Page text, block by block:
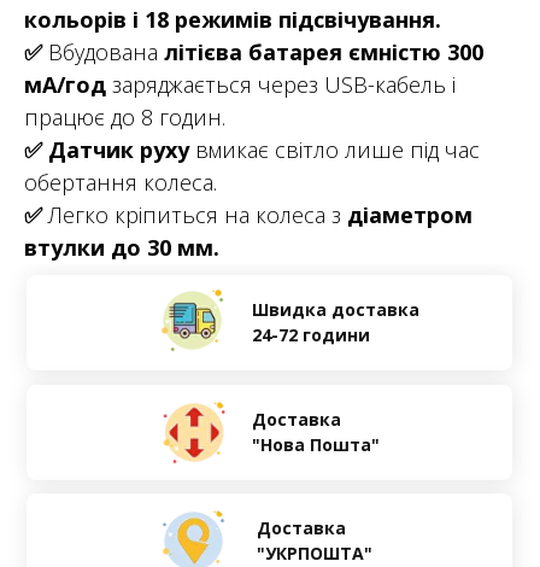
кольорів і 18 режимів підсвічування.
✅Вбудована літієва батарея ємністю 300
мА/год заряджається через USB-кабель і
працює до 8 годин.
✅ Датчик рухувмикає світло лише під час
обертання колеса.
✅Легко кріпиться на колеса з діаметром
втулки до 30 мм.
Швидка доставка
24-72 години
Доставка
"Нова Пошта"
Доставка
"УКРПОШТА"